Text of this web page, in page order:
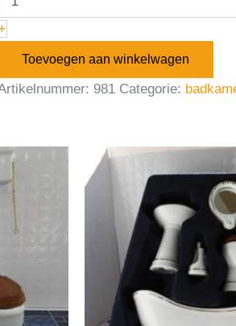
Toevoegen aan winkelwagen
981 Categorie: